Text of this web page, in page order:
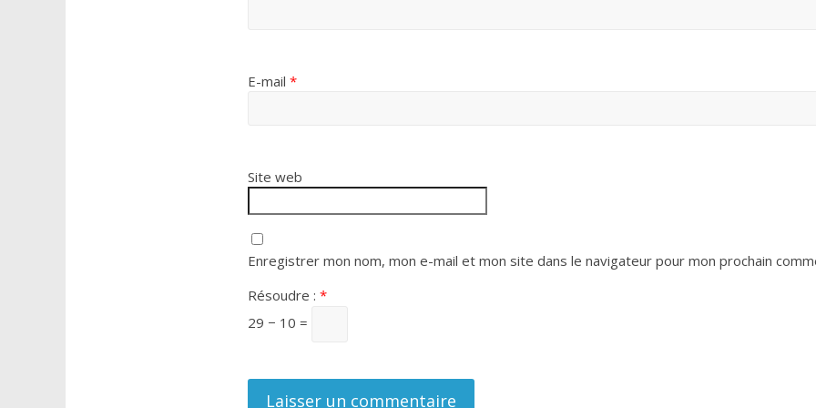
E-mail *
Site web
Enregistrer mon nom, mon e-mail et mon site dans le navigateur pour mon prochain
Résoudre : *
29 − 10 =